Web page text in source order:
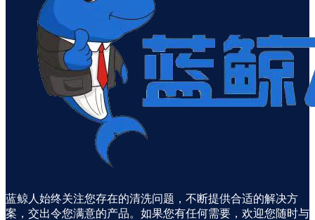
蓝鲸人始终关注您存在的清洗问题，不断提供合适的解决方
案，交出令您满意的产品。如果您有任何需要，欢迎您随时与